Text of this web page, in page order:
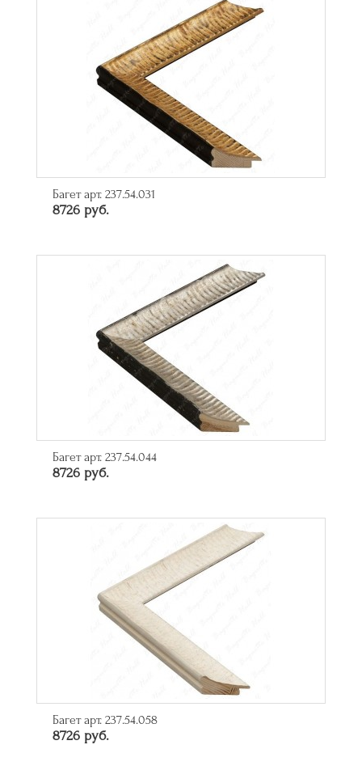
Багет арт. 237.54.031
8726 руб.
Багет арт. 237.54.044
8726 руб.
Багет арт. 237.54.058
8726 руб.